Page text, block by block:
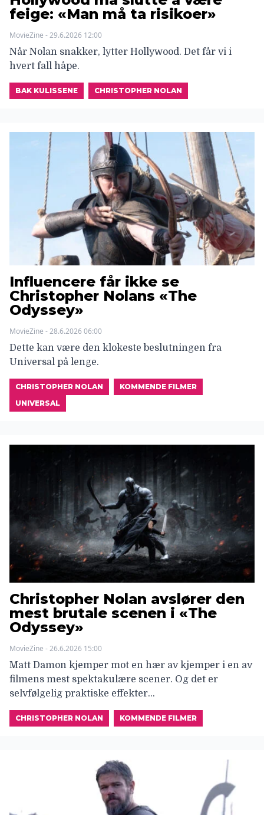
feige: «Man må ta risikoer»
MovieZine - 29.6.2026 12:00
Når Nolan snakker, lytter Hollywood. Det får vi i
hvert fall håpe.
BAK KULISSENE CHRISTOPHER NOLAN
Influencere får ikke se
Christopher Nolans «The
Odyssey»
MovieZine - 28.6.2026 06:00
Dette kan være den klokeste beslutningen fra
Universal på lenge.
CHRISTOPHER NOLAN
KOMMENDE FILMER
UNIVERSAL
Christopher Nolan avslører den
mest brutale scenen i «The
Odyssey»
MovieZine - 26.6.2026 15:00
Matt Damon kjemper mot en hær av kjemper i en av
filmens mest spektakulære scener. Og det er
selvfølgelig praktiske effekter…
CHRISTOPHER NOLAN KOMMENDE FILMER